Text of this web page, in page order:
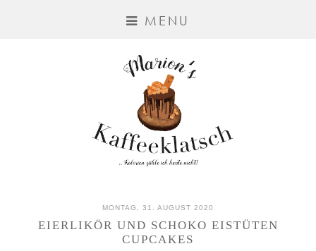
MENU
MONTAG, 31. AUGUST 2020
EIERLIKÖR UND SCHOKO EISTÜTEN
CUPCAKES